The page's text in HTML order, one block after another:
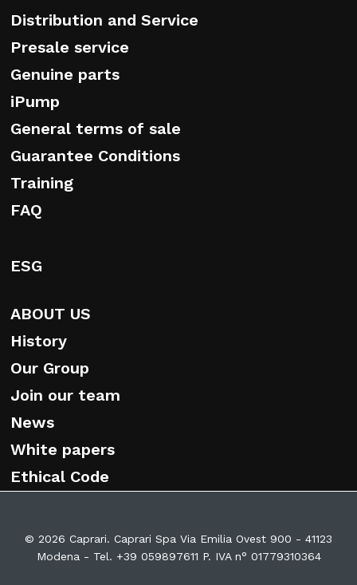
Distribution and Service
Presale service
Genuine parts
iPump
General terms of sale
Guarantee Conditions
Training
FAQ
ESG
ABOUT US
History
Our Group
Join our team
News
White papers
Ethical Code
© 2026 Caprari. Caprari Spa Via Emilia Ovest 900 - 41123
Modena - Tel. +39 059897611 P. IVA n° 01779310364